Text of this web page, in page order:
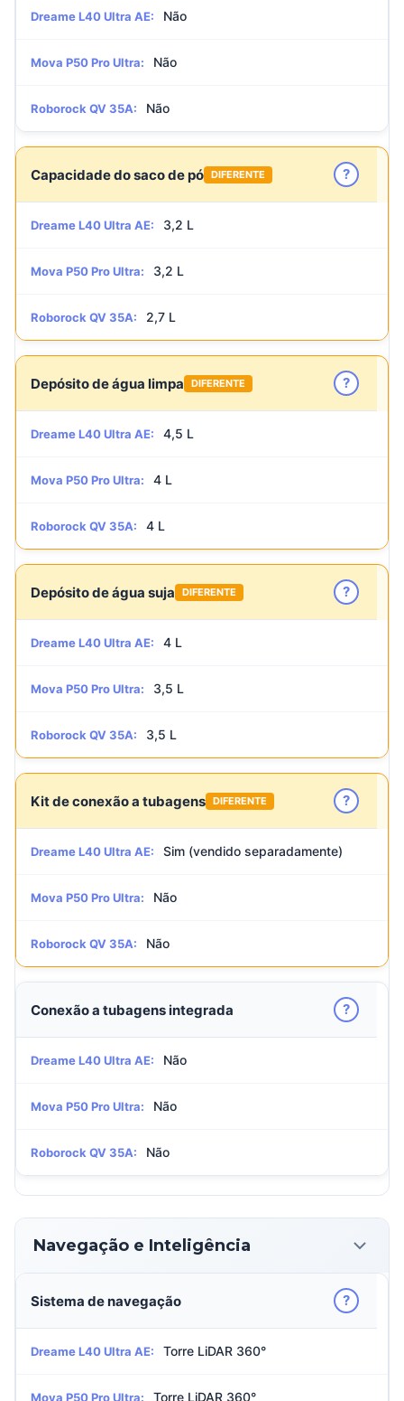
Dreame L40 Ultra AE: Não
Mova P50 Pro Ultra: Não
Roborock QV 35A: Não
Capacidade do saco de pó DIFERENTE ?
Dreame L40 Ultra AE: 3,2 L
Mova P50 Pro Ultra: 3,2 L
Roborock QV 35A: 2,7 L
Depósito de água limpa DIFERENTE ?
Dreame L40 Ultra AE: 4,5 L
Mova P50 Pro Ultra: 4 L
Roborock QV 35A: 4 L
Depósito de água suja DIFERENTE ?
Dreame L40 Ultra AE: 4 L
Mova P50 Pro Ultra: 3,5 L
Roborock QV 35A: 3,5 L
Kit de conexão a tubagens DIFERENTE ?
Dreame L40 Ultra AE: Sim (vendido separadamente)
Mova P50 Pro Ultra: Não
Roborock QV 35A: Não
Conexão a tubagens integrada ?
Dreame L40 Ultra AE: Não
Mova P50 Pro Ultra: Não
Roborock QV 35A: Não
Navegação e Inteligência
Sistema de navegação ?
Dreame L40 Ultra AE: Torre LiDAR 360°
Mova P50 Pro Ultra: Torre LiDAR 360°